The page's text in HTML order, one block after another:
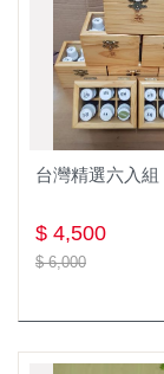
容器&應用
託售精油
台灣精選六入組
$ 4,500
$ 6,000